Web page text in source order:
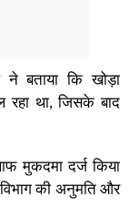
बताया कि खोड़ा
रहा था, जिसके बाद
मुकदमा दर्ज किया
की अनुमति और